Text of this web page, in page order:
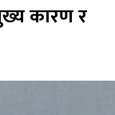
कारण र